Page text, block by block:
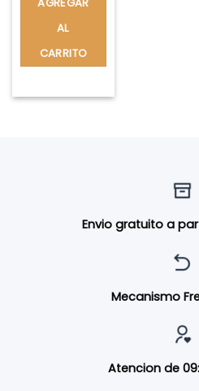
AL
CARRITO
Envio gratuito a
Mecanismo
Atencion de